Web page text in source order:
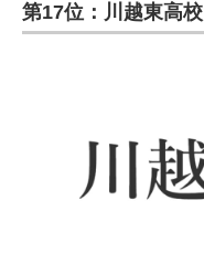
第17位：川越東高校